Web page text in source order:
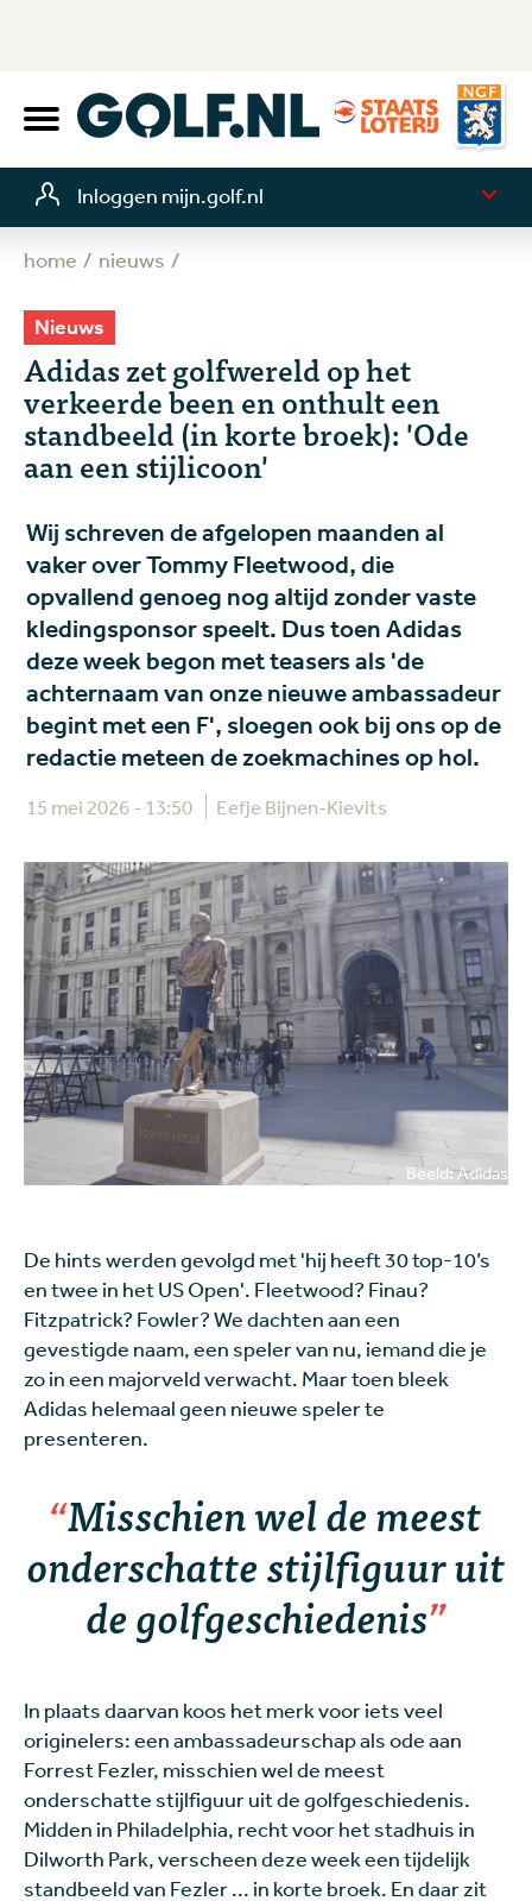
Inloggen mijn.golf.nl
home nieuws
Nieuws
Adidas zet golfwereld op het
verkeerde been en onthult een
standbeeld (in korte broek): 'Ode
aan een stijlicoon'
Wij schreven de afgelopen maanden al
vaker over Tommy Fleetwood, die
opvallend genoeg nog altijd zonder vaste
kledingsponsor speelt. Dus toen Adidas
deze week begon met teasers als 'de
achternaam van onze nieuwe ambassadeur
begint met een F', sloegen ook bij ons op de
redactie meteen de zoekmachines op hol.
15 mei 2026 - 13:50 Eefje Bijnen-Kievits
Beeld: Adidas
De hints werden gevolgd met 'hij heeft 30 top-10’s
en twee in het US Open'. Fleetwood? Finau?
Fitzpatrick? Fowler? We dachten aan een
gevestigde naam, een speler van nu, iemand die je
zo in een majorveld verwacht. Maar toen bleek
Adidas helemaal geen nieuwe speler te
presenteren.
Misschien wel de meest
onderschatte stijlfiguur uit
de golfgeschiedenis
In plaats daarvan koos het merk voor iets veel
originelers: een ambassadeurschap als ode aan
Forrest Fezler, misschien wel de meest
onderschatte stijlfiguur uit de golfgeschiedenis.
Midden in Philadelphia, recht voor het stadhuis in
Dilworth Park, verscheen deze week een tijdelijk
standbeeld van Fezler ... in korte broek. En daar zit